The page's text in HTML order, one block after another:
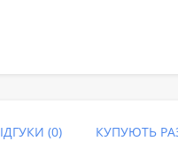
(0) КУПУЮТЬ